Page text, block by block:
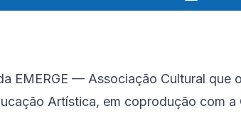
EMERGE — Associação Cultural que
Artística, em coprodução com a